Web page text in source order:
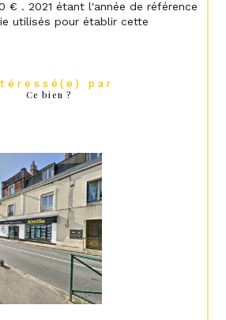
€ . 2021 étant l'année de référence
utilisés pour établir cette
par
Ce bien ?